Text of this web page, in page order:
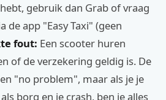
gebruik dan Grab of vraag
de app "Easy Taxi" (geen
fout: Een scooter huren
of de verzekering geldig is. De
"no problem", maar als je je
borg en je crash, ben je alles